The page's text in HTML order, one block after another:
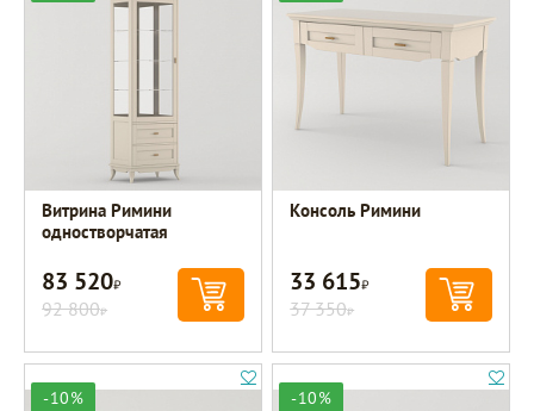
Витрина Римини
одностворчатая
83 520Р
92 800Р
Консоль Римини
33 615Р
37 350Р
-10% -10%